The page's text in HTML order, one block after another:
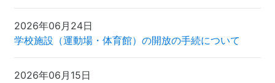
2026年06月24日
学校施設（運動場・体育館）の開放の手続について
2026年06月15日